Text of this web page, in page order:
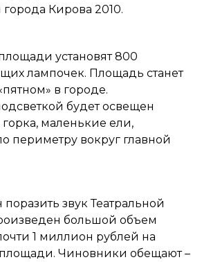
Кирова 2010.
установят 800
лампочек. Площадь станет
в городе.
будет освещен
горка, маленькие ели,
периметру вокруг главной
звук Театральной
большой объем
1 миллион рублей на
Чиновники обещают –